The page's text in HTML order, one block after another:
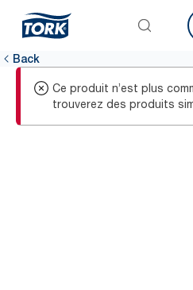
Back
Ce produit n’est plus
trouverez des produits